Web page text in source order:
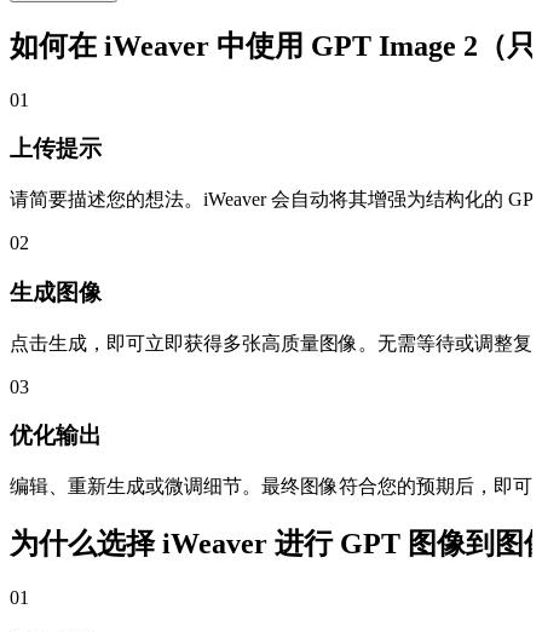
如何在 iWeaver 中使用 GPT Image 2（
01
上传提示
请简要描述您的想法。iWeaver 会自动将其增强为结构化的
02
生成图像
点击生成，即可立即获得多张高质量图像。无需等待或调整
03
优化输出
编辑、重新生成或微调细节。最终图像符合您的预期后，即可
为什么选择 iWeaver 进行 GPT 图像到图
01